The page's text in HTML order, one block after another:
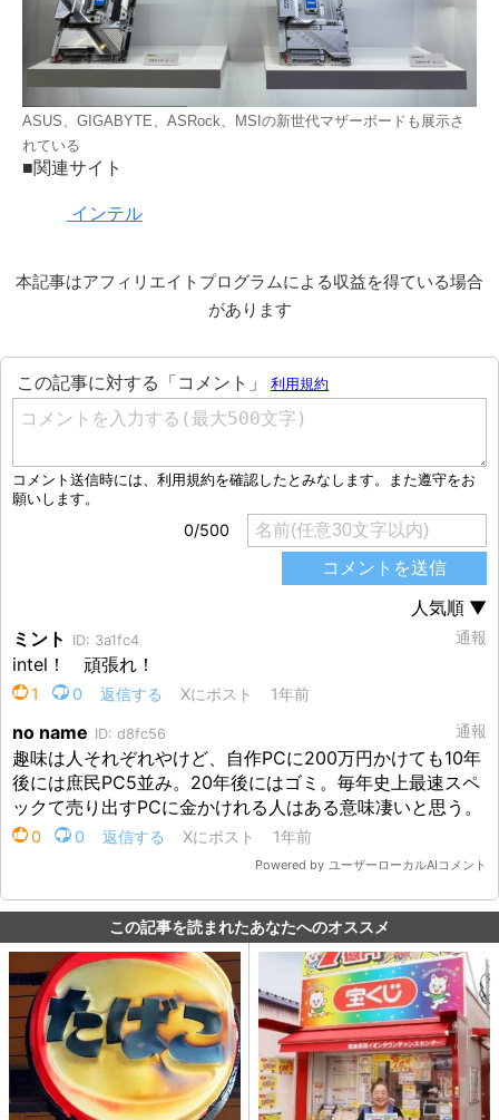
ASUS、GIGABYTE、ASRock、MSIの新世代マザーボードも展示さ
れている
■関連サイト
インテル
本記事はアフィリエイトプログラムによる収益を得ている場合
があります
この記事を読まれたあなたへのオススメ